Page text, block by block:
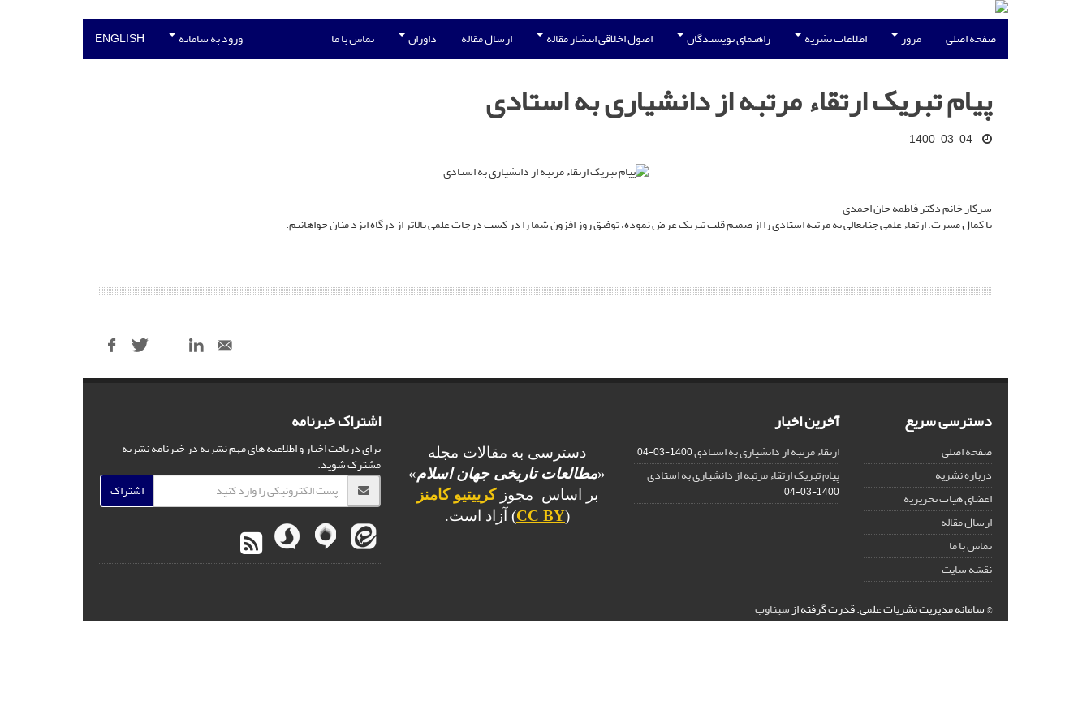
صفحه اصلی مرور اطلاعات نشریه راهنمای نویسندگان اصول اخلاقی انتشار مقاله ارسال مقاله داوران تماس با ما ورود به سامانه ENGLISH
پیام تبریک ارتقاء مرتبه از دانشیاری به استادی
1400-03-04
سرکار خانم دکتر فاطمه جان احمدی
با کمال مسرت، ارتقاء علمی جنابعالی به مرتبه استادی را از صمیم قلب تبریک عرض نموده، توفیق روز افزون شما را در کسب درجات علمی بالاتر از درگاه ایزد منان خواهانیم.
دسترسی سریع
صفحه اصلی
درباره نشریه
اعضای هیات تحریریه
ارسال مقاله
تماس با ما
نقشه سایت
آخرین اخبار
ارتقاء مرتبه از دانشیاری به استادی1400-03-04
پیام تبریک ارتقاء مرتبه از دانشیاری به استادی
1400-03-04
دسترسی به مقالات مجله
«مطالعات تاریخی جهان اسلام»
بر اساس مجوزکرییتیو کامنز
(
CC BY) آزاد است.
اشتراک خبرنامه
برای دریافت اخبار و اطلاعیه های مهم نشریه در خبرنامه نشریه
مشترک شوید.
اشتراک
© سامانه مدیریت نشریات علمی.قدرت گرفته ازسیناوب